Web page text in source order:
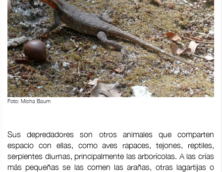
Foto: Micha Baum
Sus depredadores son otros animales que comparten
espacio con ellas, como aves rapaces, tejones, reptiles,
serpientes diurnas, principalmente las arborícolas. A las crías
más pequeñas se las comen las arañas, otras lagartijas o